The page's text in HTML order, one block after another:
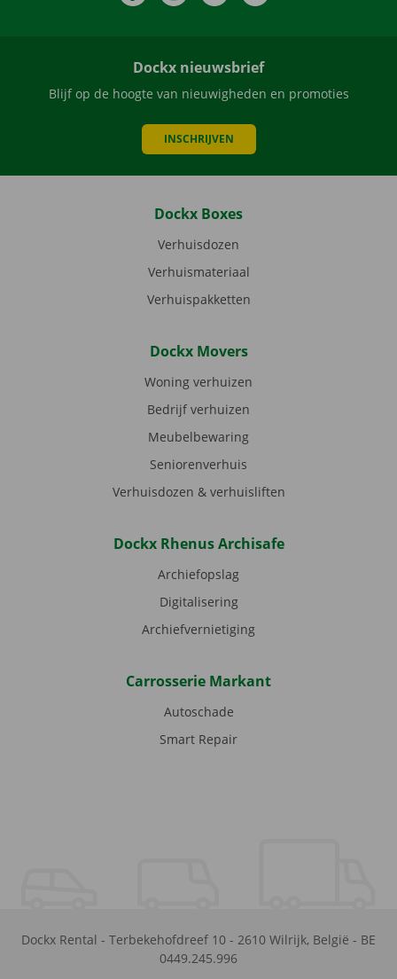
Dockx nieuwsbrief
Blijf op de hoogte van nieuwigheden en promoties
INSCHRIJVEN
Dockx Boxes
Verhuisdozen
Verhuismateriaal
Verhuispakketten
Dockx Movers
Woning verhuizen
Bedrijf verhuizen
Meubelbewaring
Seniorenverhuis
Verhuisdozen & verhuisliften
Dockx Rhenus Archisafe
Archiefopslag
Digitalisering
Archiefvernietiging
Carrosserie Markant
Autoschade
Smart Repair
Dockx Rental - Terbekehofdreef 10 - 2610 Wilrijk, België - BE
0449.245.996